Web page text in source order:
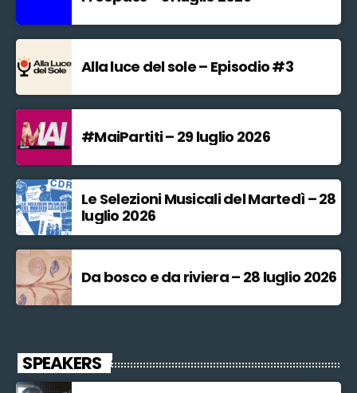
Alla luce del sole – Episodio #3
#MaiPartiti – 29 luglio 2026
Le Selezioni Musicali del Martedì – 28
luglio 2026
Da bosco e da riviera – 28 luglio 2026
SPEAKERS